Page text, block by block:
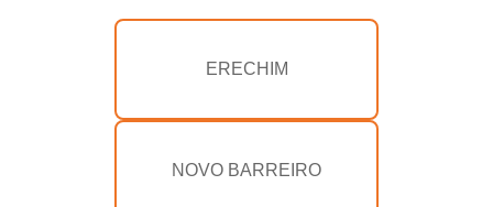
ERECHIM
NOVO BARREIRO